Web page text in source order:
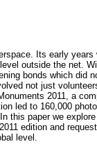
Its early
outside the net.
bonds which did
not just
2011, a
led to 160,000
this paper we
edition and
level.